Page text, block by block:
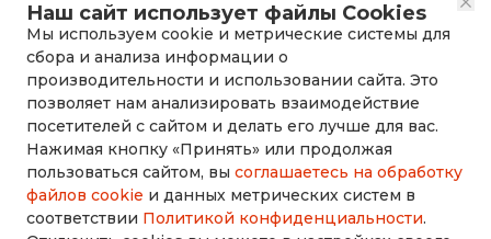
Наш сайт использует файлы Cookies
Мы используем cookie и метрические системы для
сбора и анализа информации о
производительности и использовании сайта. Это
позволяет нам анализировать взаимодействие
посетителей с сайтом и делать его лучше для вас.
Нажимая кнопку «Принять» или продолжая
пользоваться сайтом, вы соглашаетесь на обработку
файлов cookie и данных метрических систем в
соответствии Политикой конфиденциальности.
rusdorznak@mail.ru
+7 (8452) 53-70-71